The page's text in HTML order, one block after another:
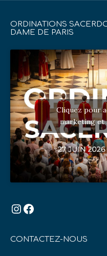
ORDINATIONS
DAME DE PARIS
Cliquez pour
marketing et
Instagram
Facebook
CONTACTEZ-NOUS